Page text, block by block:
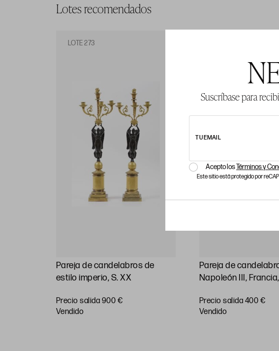
Suscríbase para
TU EMAIL
Acepto losTérminos y
Este sitio está protegido por
Lotes recomendados
LOTE 273
Pareja de candelabros de
estilo imperio, S. XX
Precio salida 900 €
vendido
Pareja de
Napoleón III,
Precio salida 400 €
vendido